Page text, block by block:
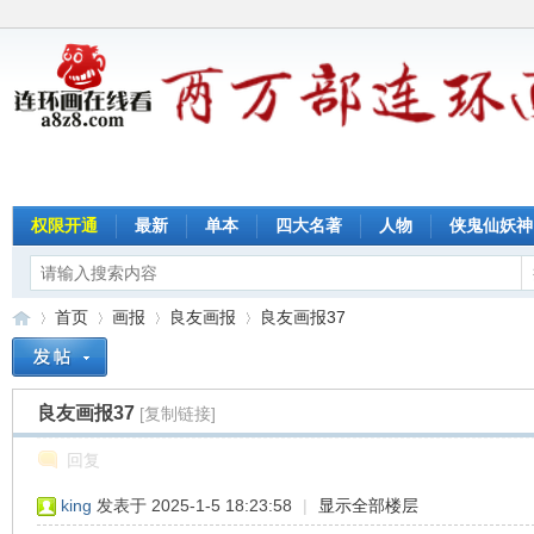
权限开通 最新 单本 四大名著 人物 侠鬼仙妖神
»
首页
›
画报
›
良友画报 良友画报37
良友画报37 [复制链接]
回复
king 发表于 2025-1-5 18:23:58 | 显示全部楼层